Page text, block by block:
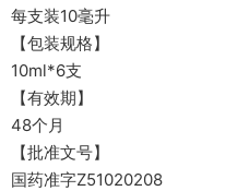
每支装10毫升
【包装规格】
10ml*6支
【有效期】
48个月
【批准文号】
国药准字Z51020208